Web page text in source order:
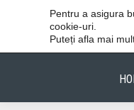
Pentru a asigura
cookie-uri.
Puteți afla mai